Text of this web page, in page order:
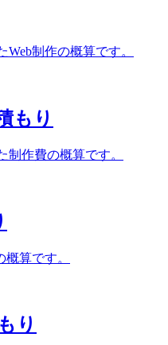
制作の概算です。
もり
制作費の概算です。
算です。
り